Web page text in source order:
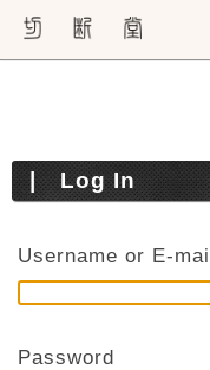
Log In
Username or E-mail
Password